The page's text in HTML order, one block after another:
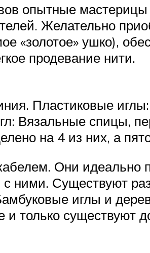
опытные мастерицы
Желательно
«золотое» ушко),
продевание нити.
Пластиковые
Вязальные спицы,
на 4 из них, а
Они идеально
с ними. Существуют
иглы и
и только существуют